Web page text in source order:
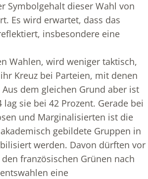
Symbolgehalt dieser Wahl von
Es wird erwartet, dass das
insbesondere eine
Wahlen, wird weniger taktisch,
Kreuz bei Parteien, mit denen
dem gleichen Grund aber ist
sie bei 42 Prozent. Gerade bei
und Marginalisierten ist die
gebildete Gruppen in
werden. Davon dürften vor
französischen Grünen nach
eine